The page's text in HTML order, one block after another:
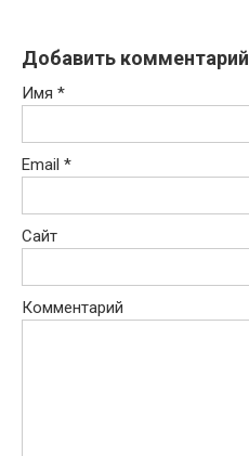
Добавить комментарий
Имя *
Email *
Сайт
Комментарий